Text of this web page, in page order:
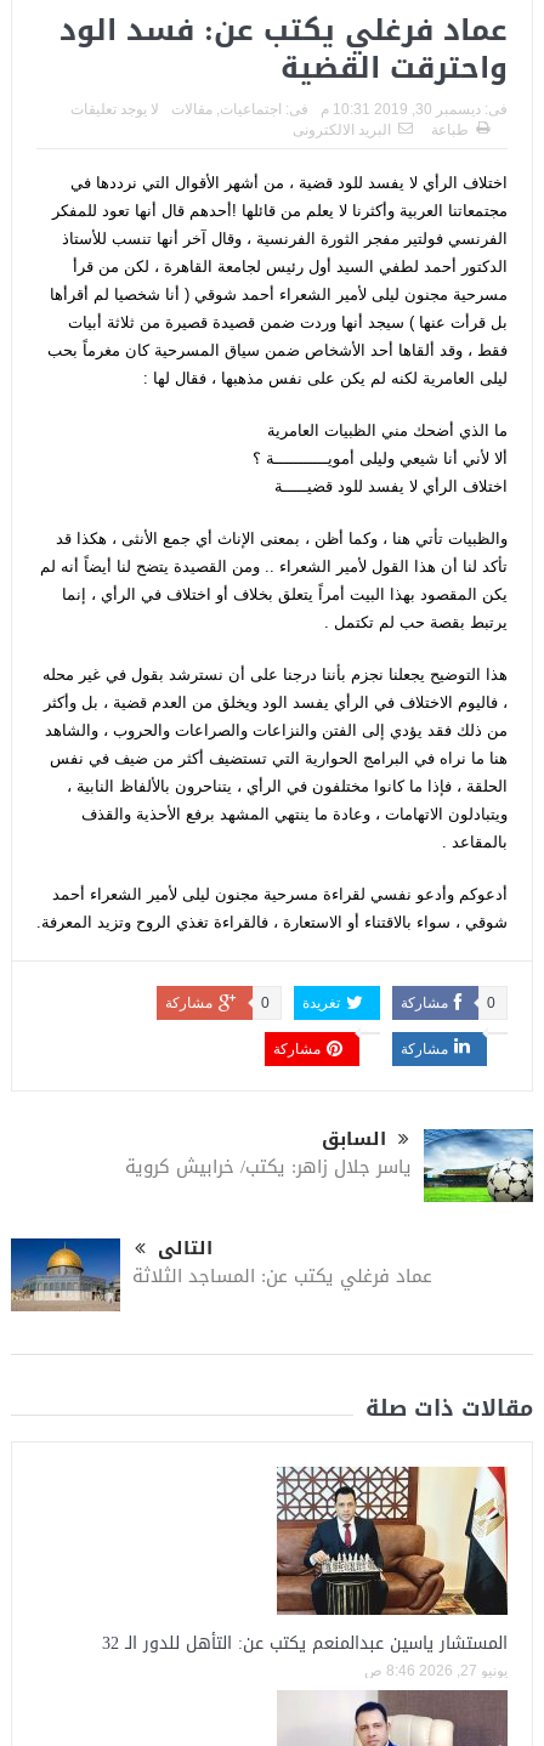
عماد فرغلي يكتب عن: فسد الود
واحترقت القضية
فى: ديسمبر 30, 2019 10:31 م فى: اجتماعيات مقالات
لا يوجد تعليقات
طباعة
البريد الالكترونى
اختلاف الرأي لا يفسد للود قضية ، من أشهر الأقوال التي نرددها في
مجتمعاتنا العربية وأكثرنا لا يعلم من قائلها !أحدهم قال أنها تعود للمفكر
الفرنسي فولتير مفجر الثورة الفرنسية ، وقال آخر أنها تنسب للأستاذ
الدكتور أحمد لطفي السيد أول رئيس لجامعة القاهرة ، لكن من قرأ
مسرحية مجنون ليلى لأمير الشعراء أحمد شوقي ( أنا شخصيا لم أقرأها
بل قرأت عنها ) سيجد أنها وردت ضمن قصيدة قصيرة من ثلاثة أبيات
فقط ، وقد ألقاها أحد الأشخاص ضمن سياق المسرحية كان مغرماً بحب
ليلى العامرية لكنه لم يكن على نفس مذهبها ، فقال لها :
ما الذي أضحك مني الظبيات العامرية
ألا لأني أنا شيعي وليلى أمويـــــــــــة ؟
اختلاف الرأي لا يفسد للود قضيـــــة
والظبيات تأتي هنا ، وكما أظن ، بمعنى الإناث أي جمع الأنثى ، هكذا قد
تأكد لنا أن هذا القول لأمير الشعراء .. ومن القصيدة يتضح لنا أيضاً أنه لم
يكن المقصود بهذا البيت أمراً يتعلق بخلاف أو اختلاف في الرأي ، إنما
يرتبط بقصة حب لم تكتمل .
هذا التوضيح يجعلنا نجزم بأننا درجنا على أن نسترشد بقول في غير محله
، فاليوم الاختلاف في الرأي يفسد الود ويخلق من العدم قضية ، بل وأكثر
من ذلك فقد يؤدي إلى الفتن والنزاعات والصراعات والحروب ، والشاهد
هنا ما نراه في البرامج الحوارية التي تستضيف أكثر من ضيف في نفس
الحلقة ، فإذا ما كانوا مختلفون في الرأي ، يتناحرون بالألفاظ النابية ،
ويتبادلون الاتهامات ، وعادة ما ينتهي المشهد برفع الأحذية والقذف
بالمقاعد .
أدعوكم وأدعو نفسي لقراءة مسرحية مجنون ليلى لأمير الشعراء أحمد
شوقي ، سواء بالاقتناء أو الاستعارة ، فالقراءة تغذي الروح وتزيد المعرفة.
مشاركة 0 تغريدة مشاركة 0
مشاركة مشاركة
السابق
ياسر جلال زاهر: يكتب/ خرابيش كروية
التالى
عماد فرغلي يكتب عن: المساجد الثلاثة
مقالات ذات صلة
المستشار ياسين عبدالمنعم يكتب عن: التأهل للدور الـ 32
يونيو 27, 2026 8:46 ص